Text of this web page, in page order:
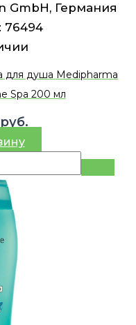
GmbH, Германия
76494
для душа Medipharma
Spa 200 мл
руб.